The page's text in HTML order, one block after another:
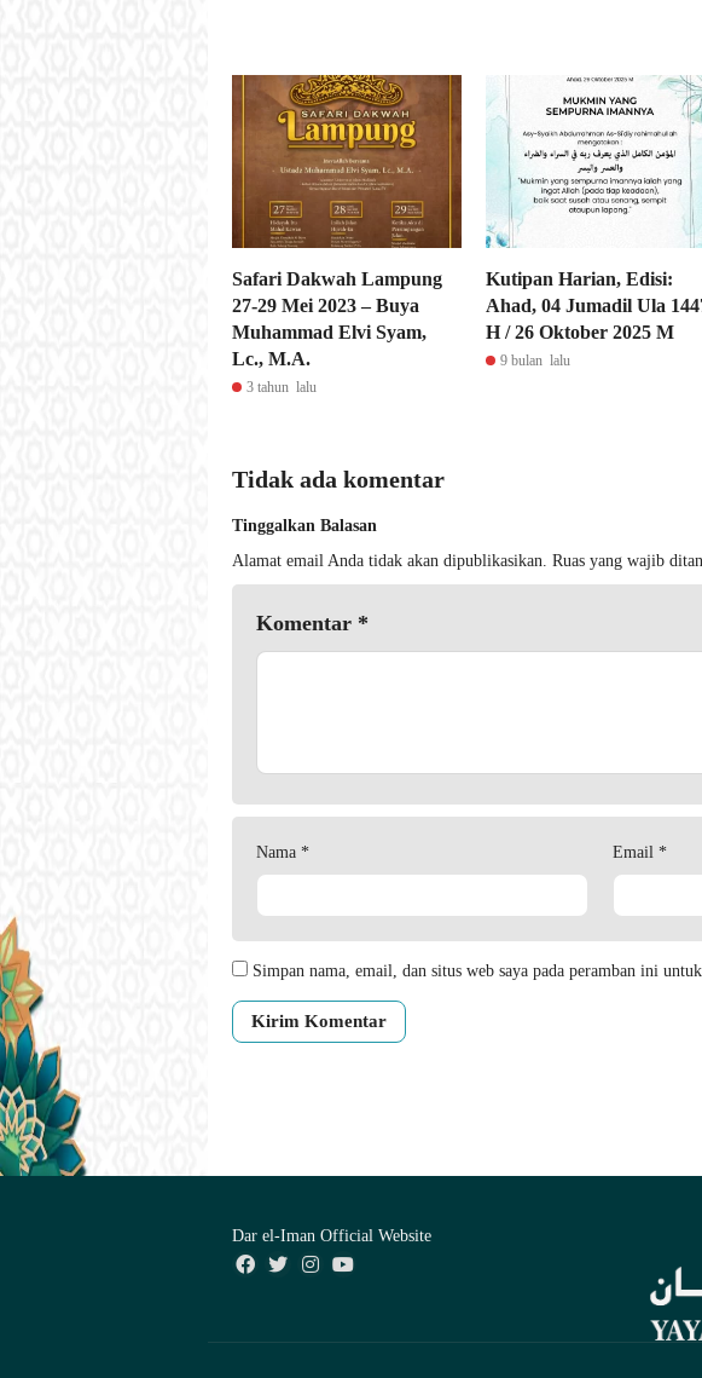
Safari Dakwah Lampung
27-29 Mei 2023 – Buya
Muhammad Elvi Syam,
Lc., M.A.
3 tahun lalu
Kutipan Harian, Edisi:
Ahad, 04 Jumadil Ula
H / 26 Oktober 2025 M
9 bulan lalu
Tidak ada komentar
Tinggalkan Balasan
Alamat email Anda tidak akan dipublikasikan. Ruas yang wajib
Komentar *
Nama * Email *
Simpan nama, email, dan situs web saya pada peramban ini
Dar el-Iman Official Website